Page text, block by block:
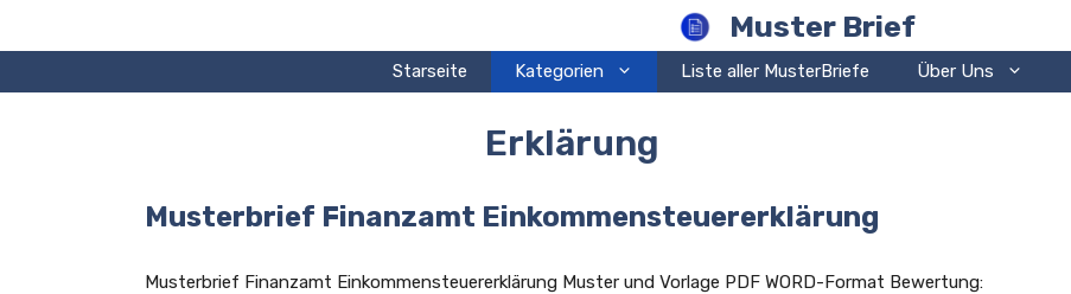
Muster Brief
Starseite Kategorien Liste aller MusterBriefe Über Uns
Erklärung
Musterbrief Finanzamt Einkommensteuererklärung
Musterbrief Finanzamt Einkommensteuererklärung Muster und Vorlage PDF WORD-Format Bewertung: